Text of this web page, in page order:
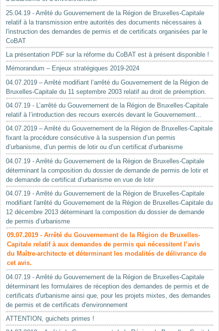
25.04.19 - Arrêté du Gouvernement de la Région de Bruxelles-Capitale
relatif à la transmission entre autorités des documents nécessaires à
l'instruction des demandes de permis et de certificats organisées par le
CoBAT
La présentation PDF sur la réforme du CoBAT est à présent disponible !
Mémorandum – Enjeux stratégiques 2019-2024
04.07.2019 – Arrêté modifiant l’arrêté du Gouvernement de la Région de
Bruxelles-Capitale du 11 septembre 2003 relatif au droit de préemption.
04.07.19 - L’arrêté du Gouvernement de la Région de Bruxelles-Capitale
relatif à l’introduction des recours exercés devant le Gouvernement...
04.07.2019 – Arrêté du Gouvernement de la Région de Bruxelles-Capitale
fixant la procédure consécutive à la suspension d’un permis
d’urbanisme, d’un permis de lotir ou d’un certificat d’urbanisme
04.07.19 - Arrêté du Gouvernement de la Région de Bruxelles-Capitale
déterminant la composition du dossier de demande de permis de lotir et
de demande de certificat d’urbanisme en vue de lotir
04.07.19 - Arrêté du Gouvernement de la Région de Bruxelles-Capitale
modifiant l'arrêté du Gouvernement de la Région de Bruxelles-Capitale du
12 décembre 2013 déterminant la composition du dossier de demande
de permis d’urbanisme
09.07.2019 - Arrêté du Gouvernement de la Région de Bruxelles-
Capitale relatif à aux demandes de permis qui nécessitent l’avis
du Maître-architecte et déterminant les modalités de délivrance de
cet avis.
04.07.19 - Arrêté du Gouvernement de la Région de Bruxelles-Capitale
déterminant les formulaires de réception des demandes de permis et de
certificats d'urbanisme ainsi que, pour les projets mixtes, des demandes
de permis et de certificats d'environnement
ATTENTION, guichets primes !